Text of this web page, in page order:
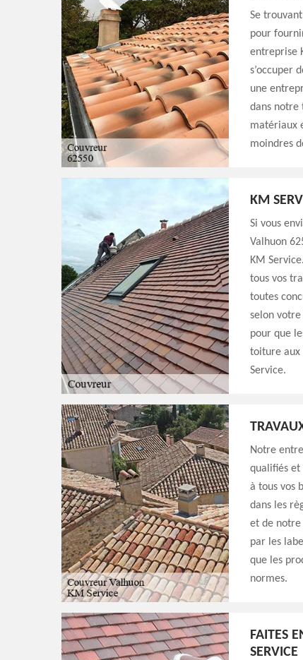
Se
pour
entreprise
s’occuper
une
dans notre
matériaux
moindres
KM
Si vous
Valhuon
KM
tous vos
toutes
selon
pour que
toiture aux
Service.
Notre
qualifiés et
à tous vos
dans les
et de notre
par les
que les
normes.
FAITES
SERVICE